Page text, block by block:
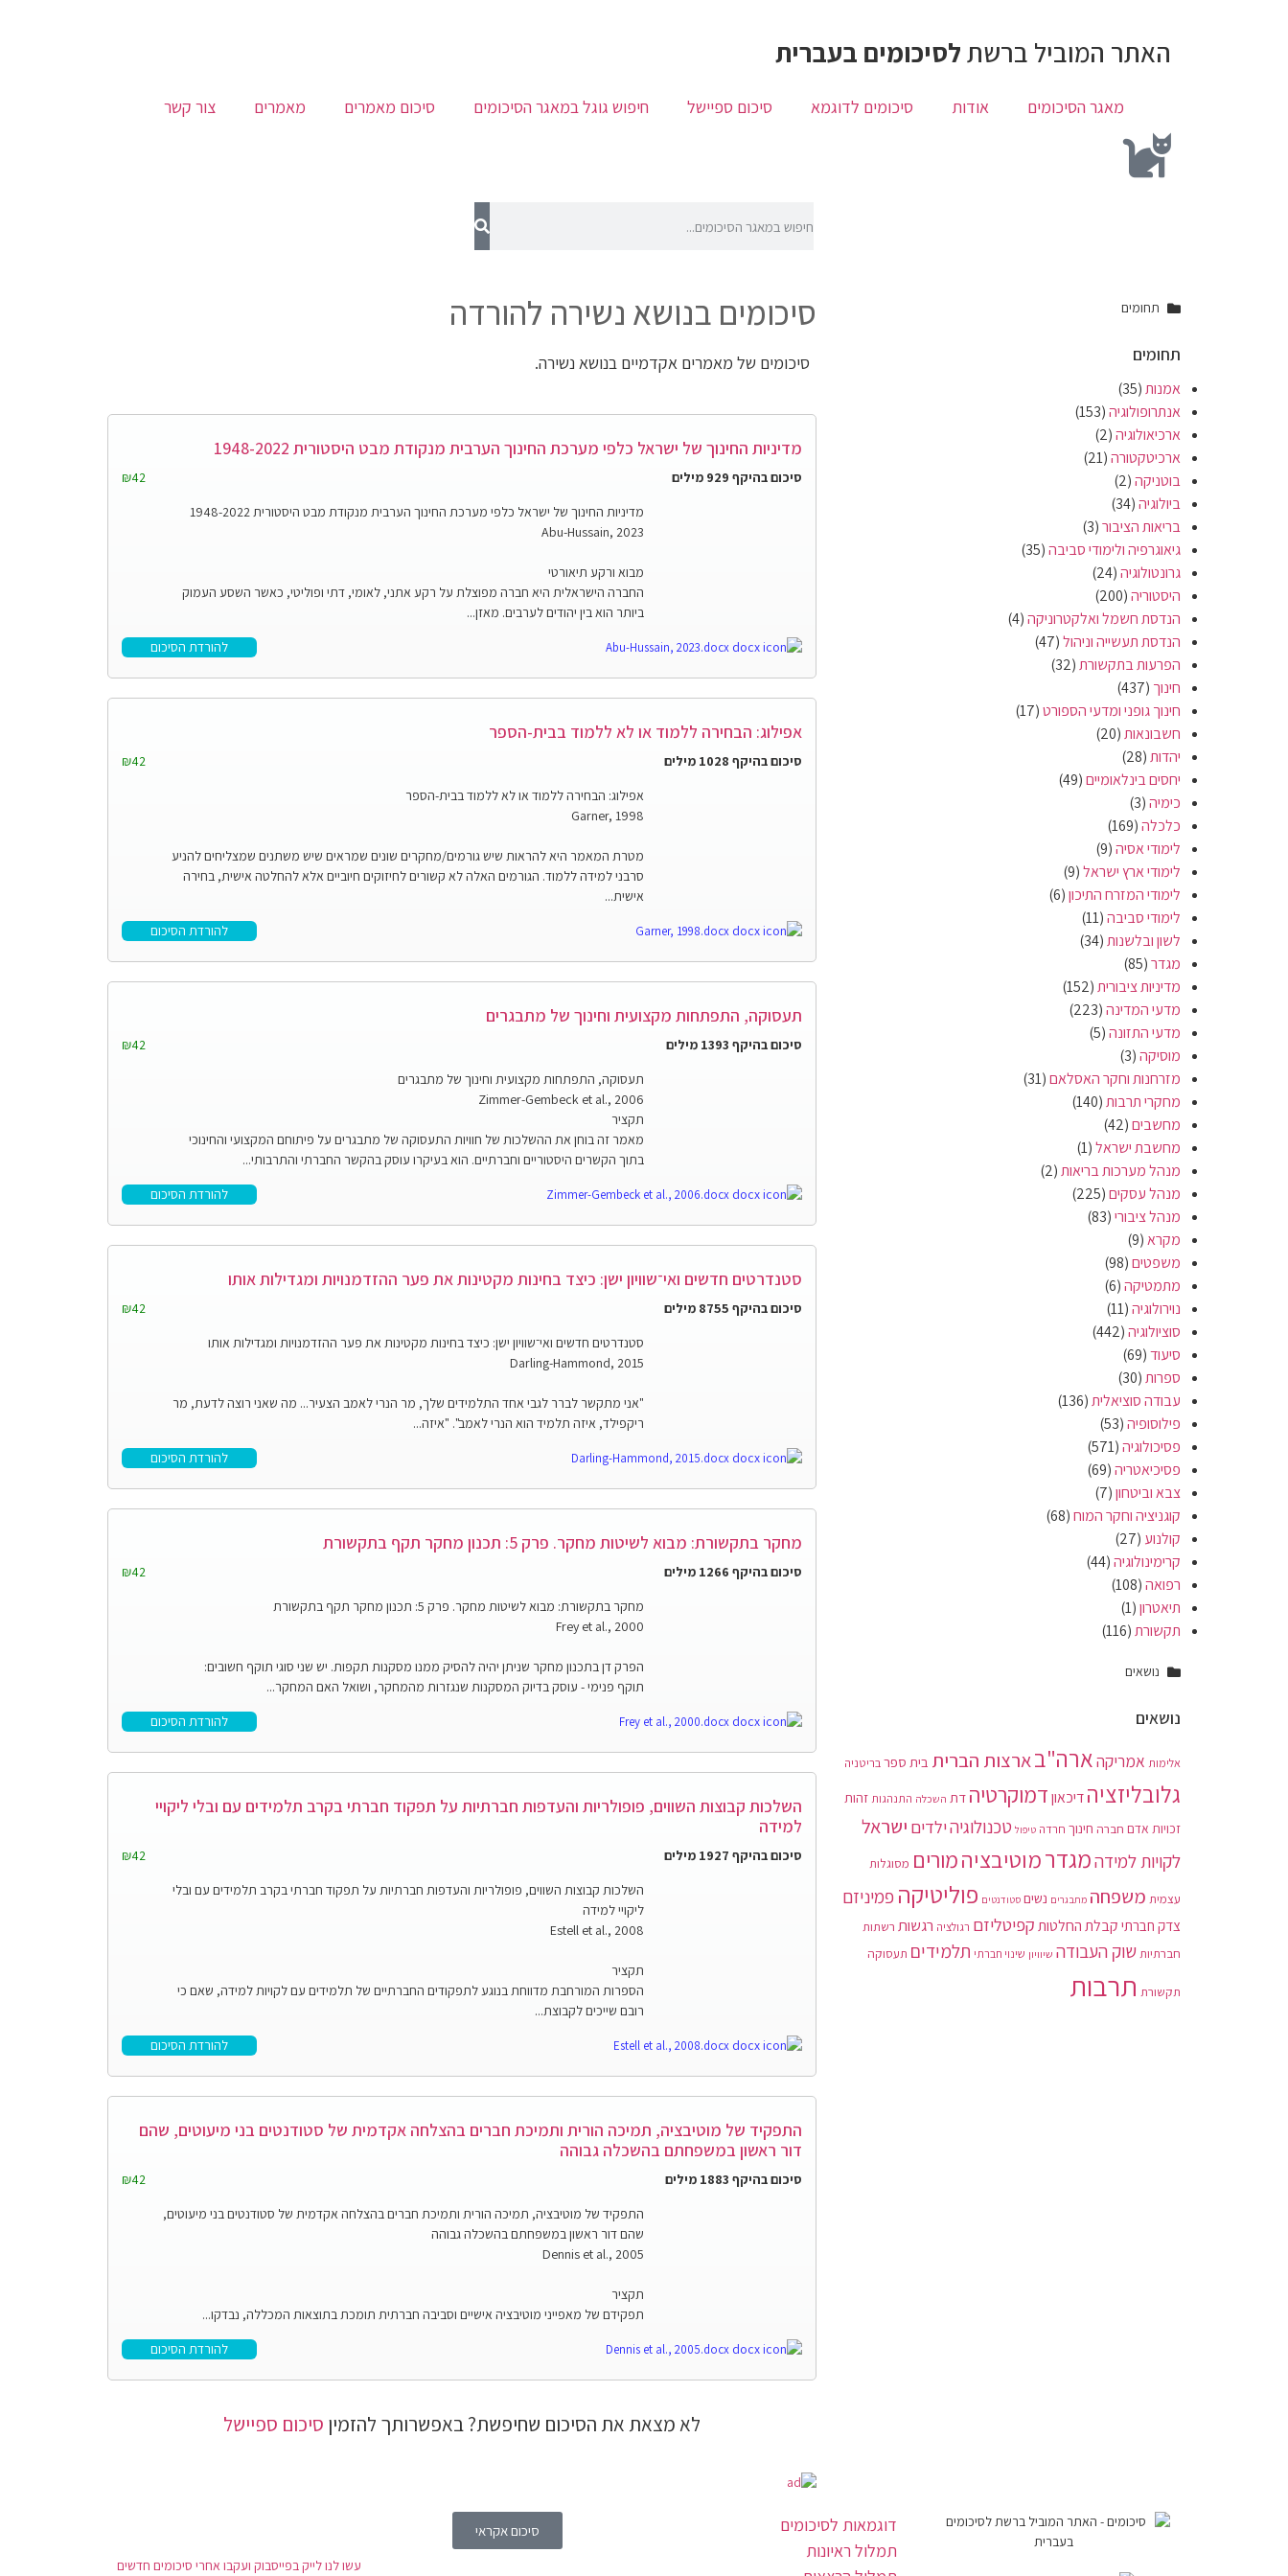
האתר המוביל ברשתלסיכומים בעברית
מאגר הסיכומים אודות סיכומים לדוגמא סיכום ספיישל חיפוש גוגל במאגר הסיכומים סיכום מאמרים מאמרים צור קשר
תחומים
תחומים
אמנות(35)
אנתרופולוגיה(153)
ארכיאולוגיה(2)
ארכיטקטורה(21)
בוטניקה(2)
ביולוגיה(34)
בריאות הציבור(3)
גיאוגרפיה ולימודי סביבה(35)
גרונטולוגיה(24)
היסטוריה(200)
הנדסת חשמל ואלקטרוניקה(4)
הנדסת תעשייה וניהול(47)
הפרעות בתקשורת(32)
חינוך (437)
חינוך גופני ומדעי הספורט(17)
חשבונאות(20)
יהדות(28)
יחסים בינלאומיים(49)
כימיה(3)
כלכלה(169)
לימודי אסיה(9)
לימודי ארץ ישראל(9)
לימודי המזרח התיכון(6)
לימודי סביבה(11)
לשון ובלשנות(34)
מגדר(85)
מדיניות ציבורית(152)
מדעי המדינה(223)
מדעי התזונה(5)
מוסיקה(3)
מזרחנות וחקר האסלאם(31)
מחקרי תרבות(140)
מחשבים(42)
מחשבת ישראל(1)
מנהל מערכות בריאות(2)
מנהל עסקים(225)
מנהל ציבורי(83)
מקרא(9)
משפטים(98)
מתמטיקה(6)
נוירולוגיה(11)
סוציולוגיה(442)
סיעוד(69)
ספרות(30)
עבודה סוציאלית(136)
פילוסופיה(53)
פסיכולוגיה(571)
פסיכיאטריה(69)
צבא וביטחון(7)
קוגניציה וחקר המוח(68)
קולנוע (27)
קרימינולוגיה(44)
רפואה(108)
תיאטרון(1)
תקשורת(116)
נושאים
נושאים
אלימות אמריקהארה"בארצות הברית בית ספרבריטניה
גלובליזציהדיכאוןדמוקרטיה דת השכלה התנהגותזהות
זכויות אדם חברה חינוך חרדה טיפול טכנולוגיהילדים ישראל
לקויות למידהמגדרמוטיבציהמורים מסוגלות
עצמית משפחה מתבגרים נשים סטודנטים פוליטיקה פמיניזם
צדק חברתי קבלת החלטותקפיטליזם רגולציה רגשות רשתות
חברתיותשוק העבודה שיוויון שינוי חברתי תלמידים תעסוקה
תקשורת תרבות
סיכומים בנושא נשירה להורדה
סיכומים של מאמרים אקדמיים בנושא נשירה.
מדיניות החינוך של ישראל כלפי מערכת החינוך הערבית מנקודת מבט היסטורית 1948-2022
סיכום בהיקף 929 מילים
₪42
מדיניות החינוך של ישראל כלפי מערכת החינוך הערבית מנקודת מבט היסטורית 1948-2022
Abu-Hussain, 2023
מבוא ורקע תיאורטי
החברה הישראלית היא חברה מפוצלת על רקע אתני, לאומי, דתי ופוליטי, כאשר השסע העמוק
ביותר הוא בין יהודים לערבים. מאזן...
להורדת הסיכום
אפילוג: הבחירה ללמוד או לא ללמוד בבית-הספר
סיכום בהיקף 1028 מילים
₪42
אפילוג: הבחירה ללמוד או לא ללמוד בבית-הספר
Garner, 1998
מטרת המאמר היא להראות שיש גורמים/מחקרים שונים שמראים שיש משתנים שמצליחים להניע
סרבני למידה ללמוד. הגורמים האלה לא קשורים לחיזוקים חיוביים אלא להחלטה אישית, בחירה
אישית...
להורדת הסיכום
תעסוקה, התפתחות מקצועית וחינוך של מתבגרים
סיכום בהיקף 1393 מילים
₪42
תעסוקה, התפתחות מקצועית וחינוך של מתבגרים
Zimmer-Gembeck et al., 2006
תקציר
מאמר זה בוחן את ההשלכות של חוויות התעסוקה של מתבגרים על פיתוחם המקצועי והחינוכי
בתוך הקשרים היסטוריים וחברתיים. הוא בעיקרו עוסק בהקשר החברתי והתרבותי...
להורדת הסיכום
סטנדרטים חדשים ואי־שוויון ישן: כיצד בחינות מקטינות את פער ההזדמנויות ומגדילות אותו
סיכום בהיקף 8755 מילים
₪42
סטנדרטים חדשים ואי־שוויון ישן: כיצד בחינות מקטינות את פער ההזדמנויות ומגדילות אותו
Darling-Hammond, 2015
"אני מתקשר לברר לגבי אחד התלמידים שלך, מר הנרי לאמב הצעיר... מה שאני רוצה לדעת, מר
ריקפילד, איזה תלמיד הוא הנרי לאמב". "איזה...
להורדת הסיכום
מחקר בתקשורת: מבוא לשיטות מחקר. פרק 5: תכנון מחקר תקף בתקשורת
סיכום בהיקף 1266 מילים
₪42
מחקר בתקשורת: מבוא לשיטות מחקר. פרק 5: תכנון מחקר תקף בתקשורת
Frey et al., 2000
הפרק דן בתכנון מחקר שניתן יהיה להסיק ממנו מסקנות תקפות. יש שני סוגי תוקף חשובים:
תוקף פנימי - עוסק בדיוק המסקנות שנגזרות מהמחקר, ושואל האם המחקר...
להורדת הסיכום
השלכות קבוצות השווים, פופולריות והעדפות חברתיות על תפקוד חברתי בקרב תלמידים עם ובלי ליקויי
למידה
סיכום בהיקף 1927 מילים
₪42
השלכות קבוצות השווים, פופולריות והעדפות חברתיות על תפקוד חברתי בקרב תלמידים עם ובלי
ליקויי למידה
Estell et al., 2008
תקציר
הספרות המורחבת מדווחת בנוגע לתפקודים החברתיים של תלמידים עם לקויות למידה, שאם כי
רובם שייכים לקבוצת...
להורדת הסיכום
התפקיד של מוטיבציה, תמיכה הורית ותמיכת חברים בהצלחה אקדמית של סטודנטים בני מיעוטים, שהם
דור ראשון במשפחתם בהשכלה גבוהה
סיכום בהיקף 1883 מילים
₪42
התפקיד של מוטיבציה, תמיכה הורית ותמיכת חברים בהצלחה אקדמית של סטודנטים בני מיעוטים,
שהם דור ראשון במשפחתם בהשכלה גבוהה
Dennis et al., 2005
תקציר
תפקידם של מאפייני מוטיבציה אישיים וסביבה חברתית תומכת בתוצאות המכללה, נבדקו...
להורדת הסיכום
לא מצאת את הסיכום שחיפשת? באפשרותך להזמין סיכום ספיישל
דוגמאות לסיכומים
תמלול ראיונות
סיכום אקראי
עשו לנו לייק בפייסבוק ועקבו אחרי סיכומים חדשים